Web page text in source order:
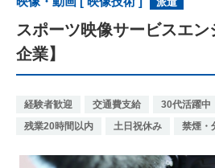
スポーツ映像サービスエン
企業】
経験者歓迎 交通費支給 30代活躍中
残業20時間以内
土日祝休み 禁煙・